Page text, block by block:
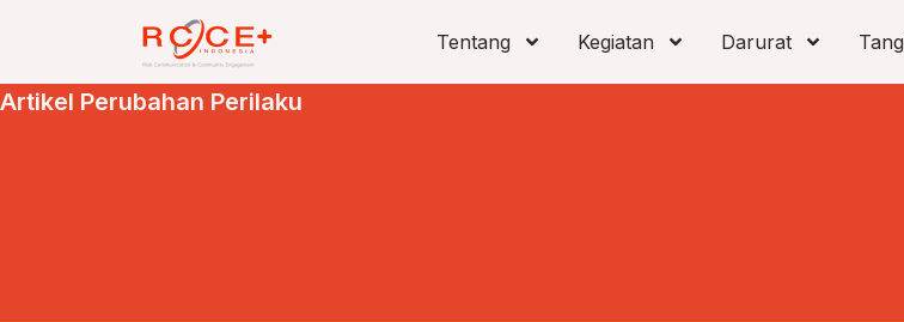
Tentang Kegiatan Darurat
Artikel Perubahan Perilaku